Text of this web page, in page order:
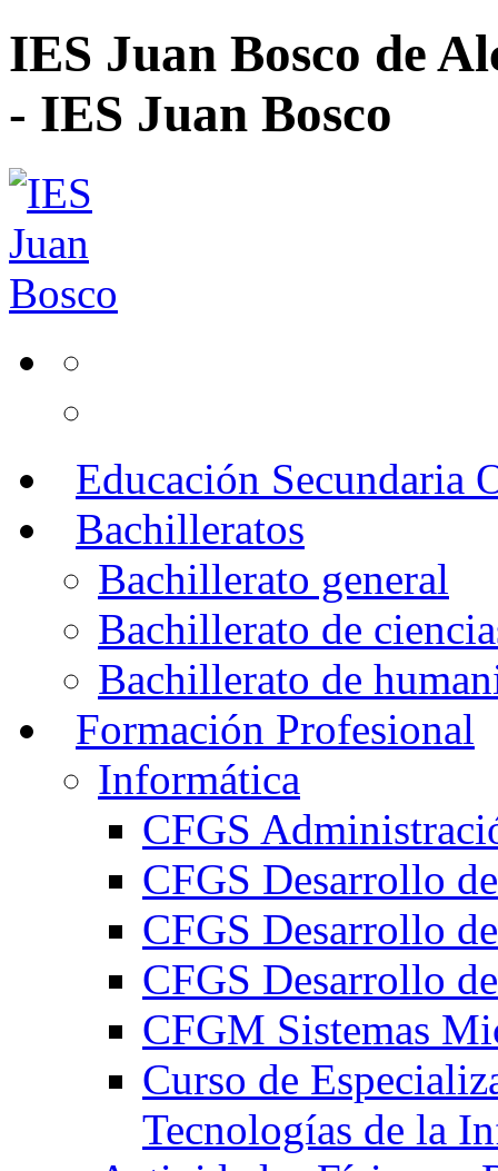
IES Juan Bosco de
- IES Juan Bosco
Educación Secundaria
Bachilleratos
Bachillerato general
Bachillerato de
Bachillerato de
Formación Profesional
Informática
CFGS
CFGS Desarrollo
CFGS Desarrollo
CFGS Desarrollo
CFGM Sistemas
Curso de
Tecnologías de la